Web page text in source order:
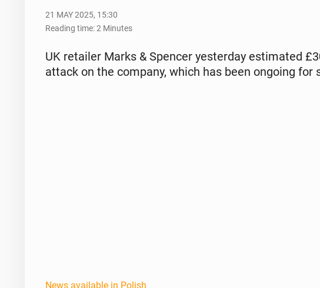
21 MAY 2025, 15:30
Reading time: 2 Minutes
UK re­tail­er Marks & Spencer yes­ter­day es­ti­mat­ed
attack on the company, which has been ongoing for
News available in Polish